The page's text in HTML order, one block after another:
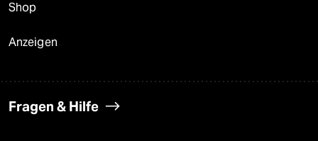
Shop
Anzeigen
Fragen & Hilfe